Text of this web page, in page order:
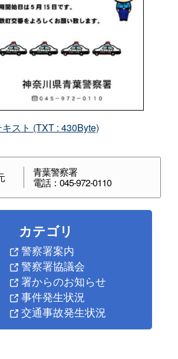
キスト (TXT : 430Byte)
青葉警察署
電話：045-972-0110
カテゴリ
警察署案内
警察署協議会
署からのお知らせ
事件発生状況
交通事故発生状況